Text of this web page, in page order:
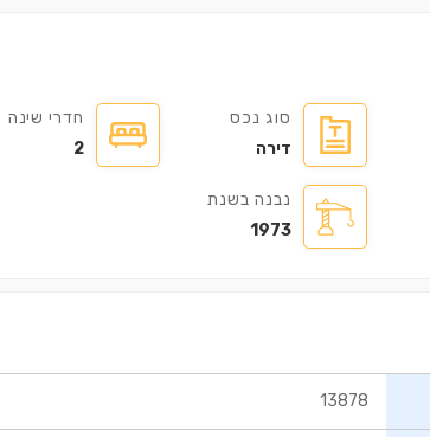
סוג נכס
דירה
חדרי שינה
2
נבנה בשנת
1973
13878